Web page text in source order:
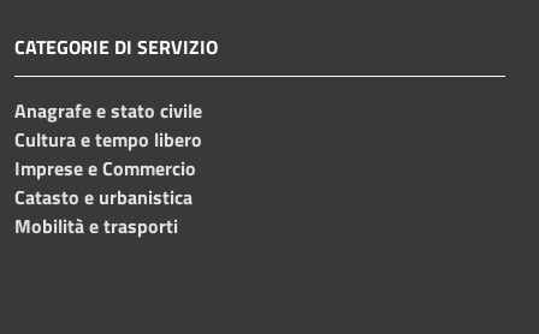
CATEGORIE DI SERVIZIO
Anagrafe e stato civile
Cultura e tempo libero
Imprese e Commercio
Catasto e urbanistica
Mobilità e trasporti